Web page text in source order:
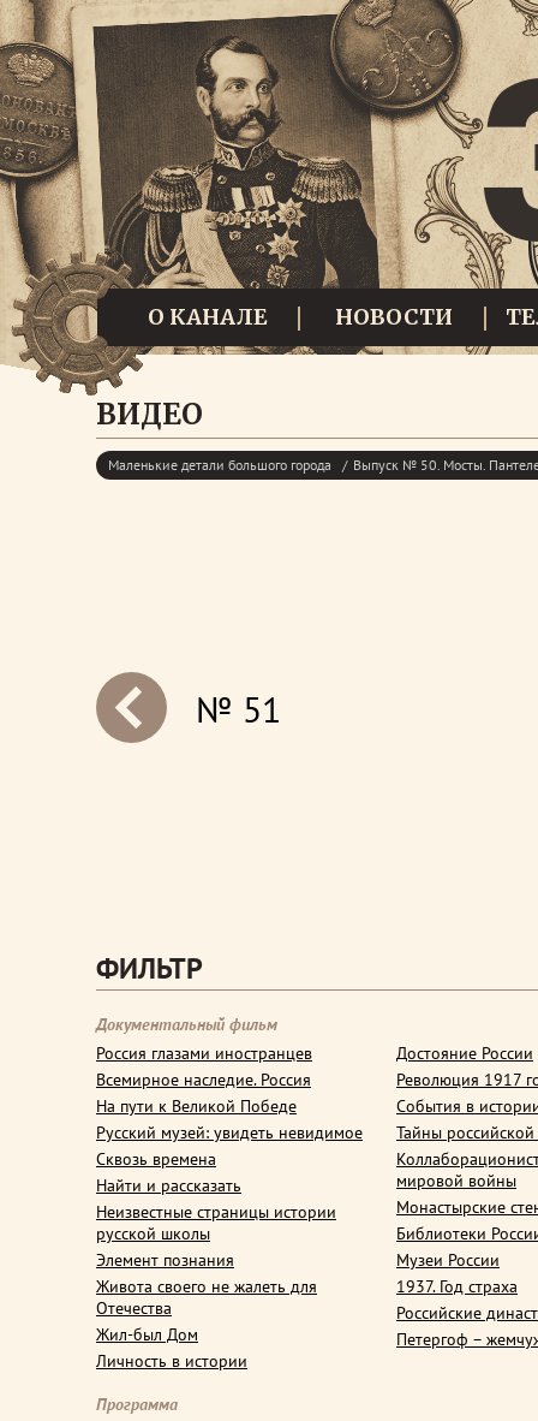
О КАНАЛЕ НОВОСТИ
ВИДЕО
Маленькие детали большого города Выпуск № 50. Мосты.
№ 51
ФИЛЬТР
Документальный фильм
Россия глазами иностранцев
Всемирное наследие. Россия
На пути к Великой Победе
Русский музей: увидеть невидимое
Сквозь времена
Найти и рассказать
Неизвестные страницы истории
русской школы
Элемент познания
Живота своего не жалеть для
Отечества
Жил-был Дом
Личность в истории
Достояние России
Революция 1917
События в
Тайны
мировой войны
Монастырские
Библиотеки
Музеи России
1937. Год страха
Российские
Петергоф –
Программа